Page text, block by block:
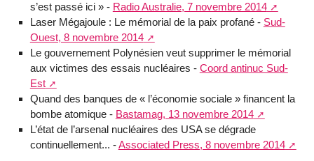
s’est passé ici » - Radio Australie, 7 novembre 2014
Laser Mégajoule : Le mémorial de la paix profané - Sud-
Ouest, 8 novembre 2014
Le gouvernement Polynésien veut supprimer le mémorial
aux victimes des essais nucléaires - Coord antinuc Sud-
Est
Quand des banques de « l’économie sociale » financent la
bombe atomique - Bastamag, 13 novembre 2014
L’état de l’arsenal nucléaires des USA se dégrade
continuellement... -Associated Press, 8 novembre 2014